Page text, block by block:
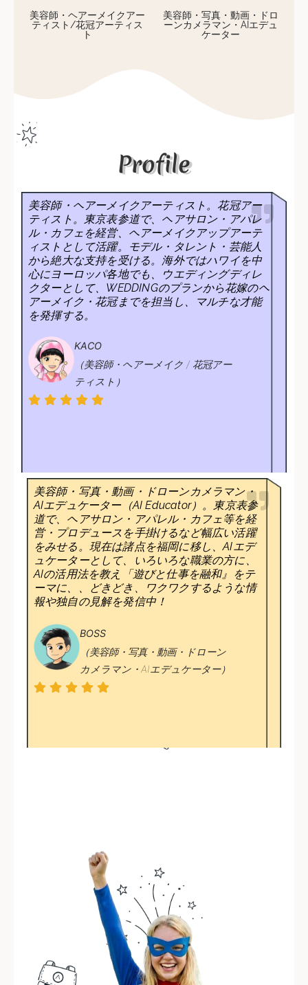
美容師・ヘアーメイクアー
ティスト/花冠アーティス
ト
美容師・写真・動画・ドロ
ーンカメラマン・AIエデュ
ケーター
Profile
美容師・ヘアーメイクアーティスト。花冠アー
ティスト。東京表参道で、ヘアサロン・アパレ
ル・カフェを経営、ヘアーメイクアップアーテ
ィストとして活躍。モデル・タレント・芸能人
から絶大な支持を受ける。海外ではハワイを中
心にヨーロッパ各地でも、ウエディングディレ
クターとして、WEDDINGのプランから花嫁のヘ
アーメイク・花冠までを担当し、マルチな才能
を発揮する。
KACO
（美容師・ヘアーメイク / 花冠アー
ティスト）
美容師・写真・動画・ドローンカメラマン・
AIエデュケーター（AI Educator）。東京表参
道で、ヘアサロン・アパレル・カフェ等を経
営・プロデュースを手掛けるなど幅広い活躍
をみせる。現在は諸点を福岡に移し、AIエデ
ュケーターとして、いろいろな職業の方に、
AIの活用法を教え「遊びと仕事を融和』をテ
ーマに、、どきどき、ワクワクするような情
報や独自の見解を発信中！
BOSS
（美容師・写真・動画・ドローン
カメラマン・AIエデュケーター）